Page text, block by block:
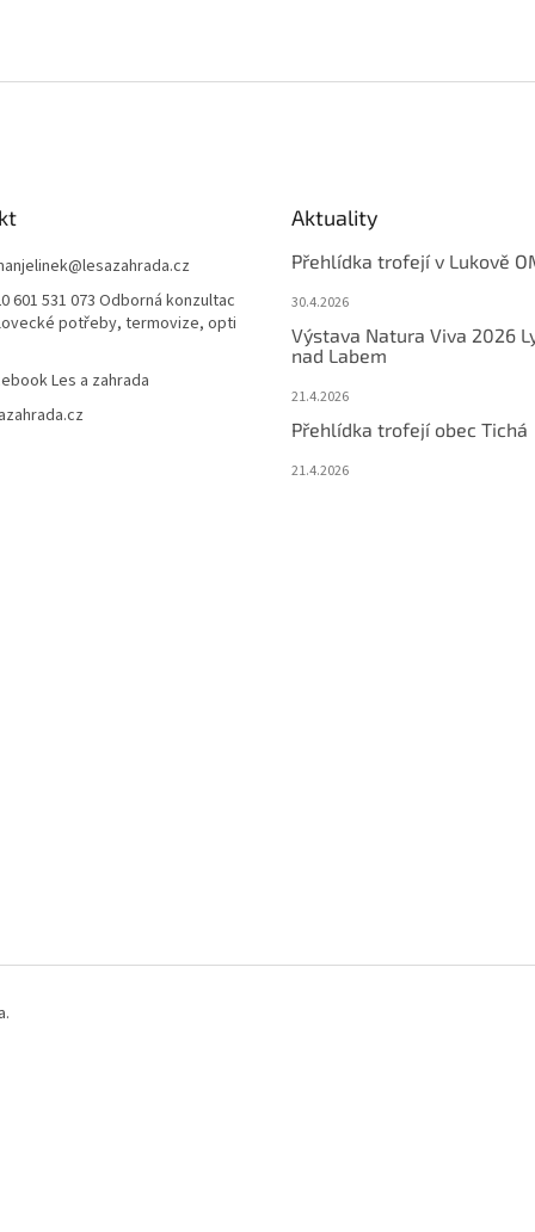
@lesazahrada.cz
601 531 073 Odborná konzultac
potřeby, termovize, opti
Les a zahrada
Aktuality
Přehlídka trofejí v Lukově
30.4.2026
Výstava Natura Viva 2026
nad Labem
21.4.2026
Přehlídka trofejí obec Tichá
21.4.2026